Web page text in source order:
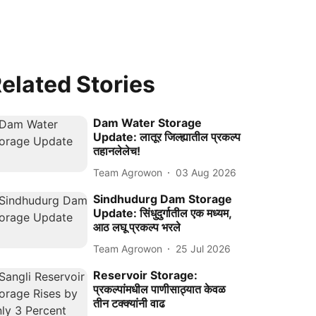
Stories
Dam Water Storage
Update: लातूर जिल्ह्यातील प्रकल्प
तहानलेलेच!
Team Agrowon 03 Aug 2026
Sindhudurg Dam Storage
Update: सिंधुदुर्गातील एक मध्यम,
आठ लघू प्रकल्प भरले
Team Agrowon 25 Jul 2026
Reservoir Storage:
प्रकल्पांमधील पाणीसाठ्यात केवळ
तीन टक्क्यांनी वाढ